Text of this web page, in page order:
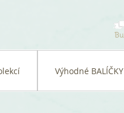
Výhodné BALÍČKY